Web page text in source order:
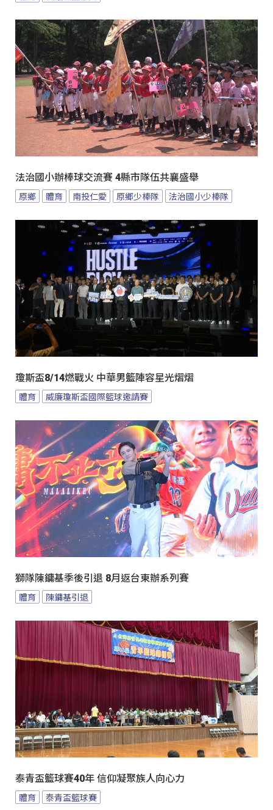
法治國小辦棒球交流賽 4縣市隊伍共襄盛舉
原鄉 體育 南投仁愛 原鄉少棒隊 法治國小少棒隊
瓊斯盃8/14燃戰火 中華男籃陣容星光熠熠
體育 威廉瓊斯盃國際籃球邀請賽
獅隊陳鏞基季後引退 8月返台東辦系列賽
體育 陳鏞基引退
泰青盃籃球賽40年 信仰凝聚族人向心力
體育 泰青盃籃球賽